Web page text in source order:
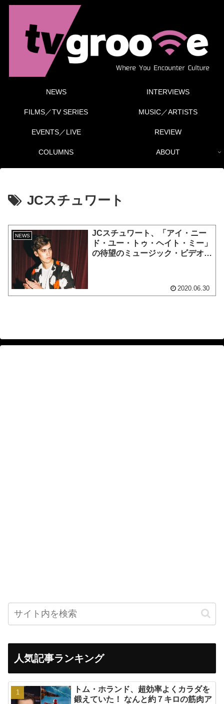
NEWS INTERVIEWS
FILMS／TV SERIES MUSIC／ARTISTS
EVENTS／LIVE REVIEW
COLUMNS ABOUT
JCスチュワート
NEWS
JCスチュワート、「アイ・ニー
ド・ユー・トゥ・ヘイト・ミー」
の待望のミュージック・ビデオを
2020.06.30
人気記事ランキング
トム・ホランド、超効率よくカラダを
鍛えていた！ なんと約７キロの筋肉ア